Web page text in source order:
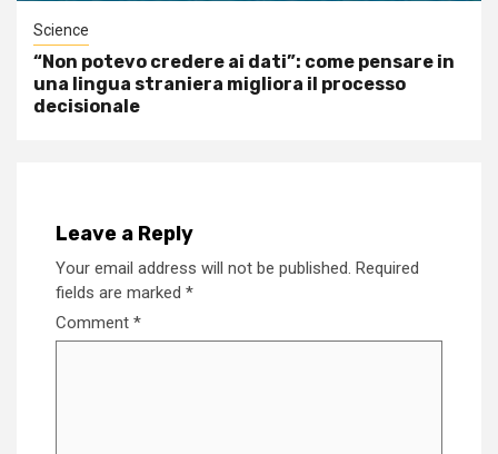
Science
“Non potevo credere ai dati”: come pensare in
una lingua straniera migliora il processo
decisionale
Leave a Reply
Your email address will not be published. Required
fields are marked *
Comment *